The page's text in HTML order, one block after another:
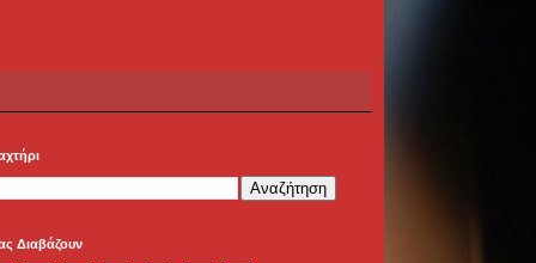
Διαβάζουν